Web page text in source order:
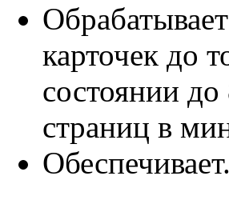
карточек до
состоянии
страниц в